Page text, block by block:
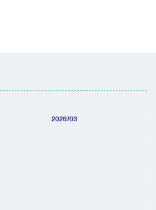
2026/03